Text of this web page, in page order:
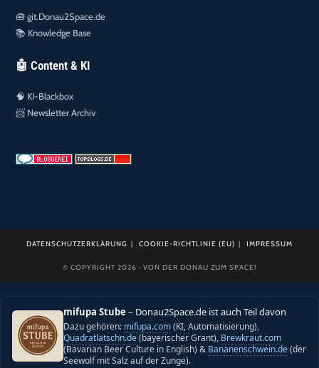
🧰git.Donau2Space.de
📚 Knowledge Base
🤖 Content & KI
🧠 KI-Blackbox
📨 Newsletter Archiv
DATENSCHUTZERKLÄRUNG COOKIE-RICHTLINIE (EU) IMPRESSUM
© COPYRIGHT 2026 · VON DER DONAU ZUM SPACE!
mifupa Stube – Donau2Space.de ist auch Teil davon
Dazu gehören: mifupa.com(KI, Automatisierung),
Quadratlatschn.de(bayerischer Grant), Brewkraut.com
(Bavarian Beer Culture in English) & Bananenschwein.de(der
Seewolf mit Salz auf der Zunge).